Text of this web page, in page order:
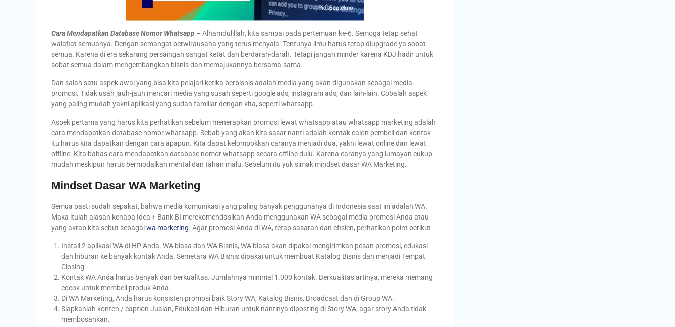
Cara Mendapatkan Database Nomor Whatsapp – Alhamdulillah, kita sampai pada pertemuan ke-6. Semoga tetap sehat
walafiat semuanya. Dengan semangat berwirausaha yang terus menyala. Tentunya ilmu harus tetap diupgrade ya sobat
semua. Karena di era sekarang persaingan sangat ketat dan berdarah-darah. Tetapi jangan minder karena KDJ hadir untuk
sobat semua dalam mengembangkan bisnis dan memajukannya bersama-sama.
Dan salah satu aspek awal yang bisa kita pelajari ketika berbisnis adalah media yang akan digunakan sebagai media
promosi. Tidak usah jauh-jauh mencari media yang susah seperti google ads, instagram ads, dan lain-lain. Cobalah aspek
yang paling mudah yakni aplikasi yang sudah familiar dengan kita, seperti whatsapp.
Aspek pertama yang harus kita perhatikan sebelum menerapkan promosi lewat whatsapp atau whatsapp marketing adalah
cara mendapatkan database nomor whatsapp. Sebab yang akan kita sasar nanti adalah kontak calon pembeli dan kontak
itu harus kita dapatkan dengan cara apapun. Kita dapat kelompokkan caranya menjadi dua, yakni lewat online dan lewat
offline. Kita bahas cara mendapatkan database nomor whatsapp secara offline dulu. Karena caranya yang lumayan cukup
mudah meskipun harus bermodalkan mental dan tahan malu. Sebelum itu yuk simak mindset dasar WA Marketing.
Mindset Dasar WA Marketing
Semua pasti sudah sepakat, bahwa media komunikasi yang paling banyak penggunanya di Indonesia saat ini adalah WA.
Maka itulah alasan kenapa Idea + Bank BI merekomendasikan Anda menggunakan WA sebagai media promosi Anda atau
yang akrab kita sebut sebagaiwa marketing. Agar promosi Anda di WA, tetap sasaran dan efisien, perhatikan point berikut :
Install 2 aplikasi WA di HP Anda. WA biasa dan WA Bisnis, WA biasa akan dipakai mengirimkan pesan promosi, edukasi
dan hiburan ke banyak kontak Anda. Semetara WA Bisnis dipakai untuk membuat Katalog Bisnis dan menjadi Tempat
Closing.
Kontak WA Anda harus banyak dan berkualitas. Jumlahnya minimal 1.000 kontak. Berkualitas artinya, mereka memang
cocok untuk membeli produk Anda.
Di WA Marketing, Anda harus konsisten promosi baik Story WA, Katalog Bisnis, Broadcast dan di Group WA.
Siapkanlah konten / caption Jualan, Edukasi dan Hiburan untuk nantinya diposting di Story WA, agar story Anda tidak
membosankan.